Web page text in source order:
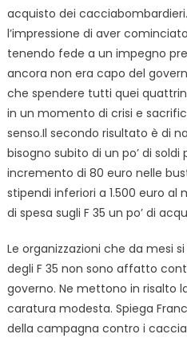
acquisto dei
l’impressione di aver
tenendo fede a un impegno
ancora non era capo del
che spendere tutti quei
in un momento di crisi e
senso.Il secondo risultato è di
bisogno subito di un po’ di
incremento di 80 euro nelle
stipendi inferiori a 1.500 euro al
di spesa sugli F 35 un po’ di
Le organizzazioni che da mesi
degli F 35 non sono affatto
governo. Ne mettono in risalto
caratura modesta. Spiega
della campagna contro i